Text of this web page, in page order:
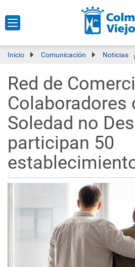
Inicio Comunicación Noticias
Red de
Colaboradores
Soledad no
participan 50